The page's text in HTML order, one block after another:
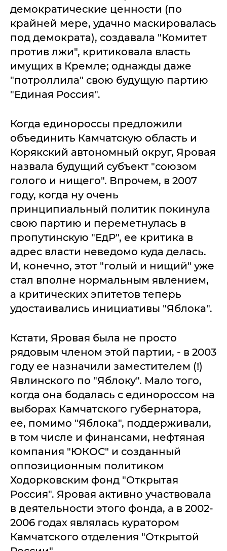
демократические ценности (по
крайней мере, удачно маскировалась
под демократа), создавала "Комитет
против лжи", критиковала власть
имущих в Кремле; однажды даже
"потроллила" свою будущую партию
"Единая Россия".
Когда единороссы предложили
объединить Камчатскую область и
Корякский автономный округ, Яровая
назвала будущий субъект "союзом
голого и нищего". Впрочем, в 2007
году, когда ну очень
принципиальный политик покинула
свою партию и переметнулась в
пропутинскую "ЕдР", ее критика в
адрес власти неведомо куда делась.
И, конечно, этот "голый и нищий" уже
стал вполне нормальным явлением,
а критических эпитетов теперь
удостаивались инициативы "Яблока".
Кстати, Яровая была не просто
рядовым членом этой партии, - в 2003
году ее назначили заместителем (!)
Явлинского по "Яблоку". Мало того,
когда она бодалась с единороссом на
выборах Камчатского губернатора,
ее, помимо "Яблока", поддерживали,
в том числе и финансами, нефтяная
компания "ЮКОС" и созданный
оппозиционным политиком
Ходорковским фонд "Открытая
Россия". Яровая активно участвовала
в деятельности этого фонда, а в 2002-
2006 годах являлась куратором
Камчатского отделения "Открытой